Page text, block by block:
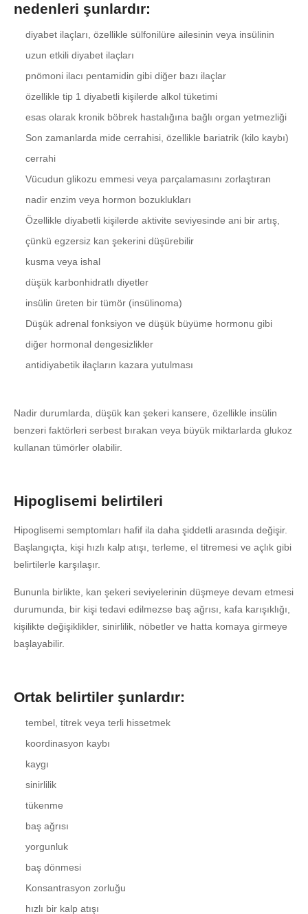
nedenleri şunlardır:
diyabet ilaçları, özellikle sülfonilüre ailesinin veya insülinin
uzun etkili diyabet ilaçları
pnömoni ilacı pentamidin gibi diğer bazı ilaçlar
özellikle tip 1 diyabetli kişilerde alkol tüketimi
esas olarak kronik böbrek hastalığına bağlı organ yetmezliği
Son zamanlarda mide cerrahisi, özellikle bariatrik (kilo kaybı)
cerrahi
Vücudun glikozu emmesi veya parçalamasını zorlaştıran
nadir enzim veya hormon bozuklukları
Özellikle diyabetli kişilerde aktivite seviyesinde ani bir artış,
çünkü egzersiz kan şekerini düşürebilir
kusma veya ishal
düşük karbonhidratlı diyetler
insülin üreten bir tümör (insülinoma)
Düşük adrenal fonksiyon ve düşük büyüme hormonu gibi
diğer hormonal dengesizlikler
antidiyabetik ilaçların kazara yutulması
Nadir durumlarda, düşük kan şekeri kansere, özellikle insülin
benzeri faktörleri serbest bırakan veya büyük miktarlarda glukoz
kullanan tümörler olabilir.
Hipoglisemi belirtileri
Hipoglisemi semptomları hafif ila daha şiddetli arasında değişir.
Başlangıçta, kişi hızlı kalp atışı, terleme, el titremesi ve açlık gibi
belirtilerle karşılaşır.
Bununla birlikte, kan şekeri seviyelerinin düşmeye devam etmesi
durumunda, bir kişi tedavi edilmezse baş ağrısı, kafa karışıklığı,
kişilikte değişiklikler, sinirlilik, nöbetler ve hatta komaya girmeye
başlayabilir.
Ortak belirtiler şunlardır:
tembel, titrek veya terli hissetmek
koordinasyon kaybı
kaygı
sinirlilik
tükenme
baş ağrısı
yorgunluk
baş dönmesi
Konsantrasyon zorluğu
hızlı bir kalp atışı